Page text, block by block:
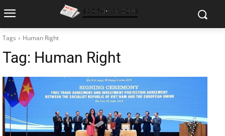
Tags Human Right
Tag: Human Right